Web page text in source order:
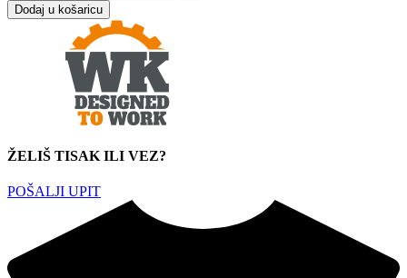
Dodaj u košaricu
ŽELIŠ TISAK ILI VEZ?
POŠALJI UPIT